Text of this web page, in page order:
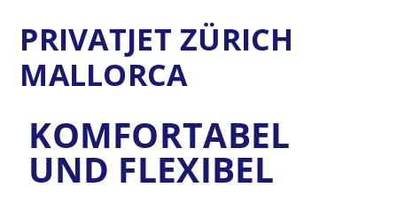
PRIVATJET ZÜRICH
MALLORCA
KOMFORTABEL
UND FLEXIBEL